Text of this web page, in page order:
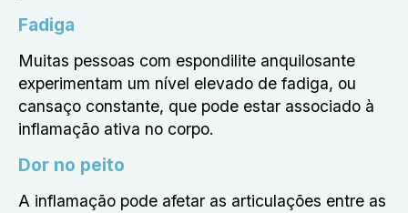
Fadiga
Muitas pessoas com espondilite anquilosante
experimentam um nível elevado de fadiga, ou
cansaço constante, que pode estar associado à
inflamação ativa no corpo.
Dor no peito
A inflamação pode afetar as articulações entre as